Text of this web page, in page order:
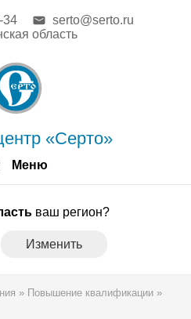
Меню
«Серто»
34
serto@serto.ru
область
ваш регион?
Изменить
» Повышение квалификации »